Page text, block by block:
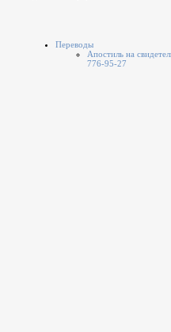
Переводы
Апостиль на
776-95-27